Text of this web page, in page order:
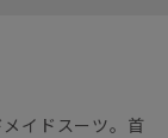
イドスーツ。首